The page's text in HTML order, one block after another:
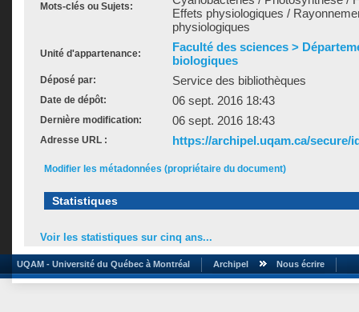
Mots-clés ou Sujets:
Effets physiologiques /
physiologiques
Unité d'appartenance:
Faculté des sciences >
biologiques
Déposé par: Service des bibliothèques
Date de dépôt: 06 sept. 2016 18:43
Dernière modification: 06 sept. 2016 18:43
Adresse URL : https://archipel.uqam.ca/secure/
Modifier les métadonnées (propriétaire du document)
Statistiques
Voir les statistiques sur cinq ans...
UQAM - Université du Québec à Montréal Archipel Nous écrire